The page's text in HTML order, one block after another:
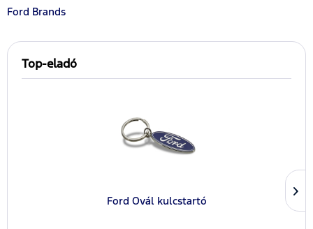
Ford Brands
Top-eladó
Ford Ovál kulcstartó